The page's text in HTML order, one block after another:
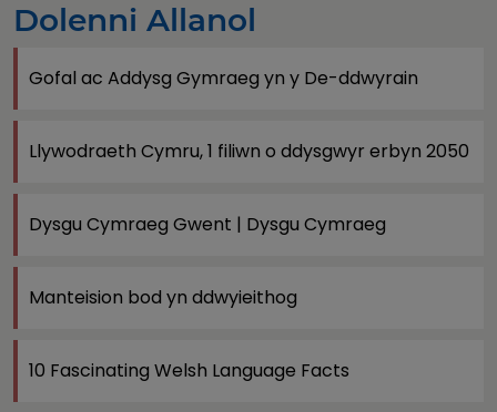
Dolenni Allanol
Gofal ac Addysg Gymraeg yn y De-ddwyrain
Llywodraeth Cymru, 1 filiwn o ddysgwyr erbyn 2050
Dysgu Cymraeg Gwent | Dysgu Cymraeg
Manteision bod yn ddwyieithog
10 Fascinating Welsh Language Facts